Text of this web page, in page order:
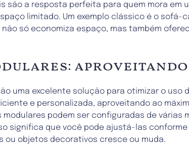
são a resposta perfeita para quem mora
limitado. Um exemplo clássico é o
não só economiza espaço, mas também
uma excelente solução para otimizar o uso
e personalizada, aproveitando ao
podem ser configuradas de
significa que você pode ajustá-las
ou objetos decorativos cresce ou muda.